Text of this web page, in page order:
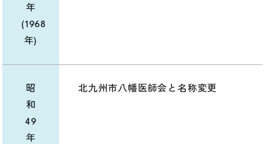
年
(1968
年)
昭
和
49
年
北九州市八幡医師会と名称変更